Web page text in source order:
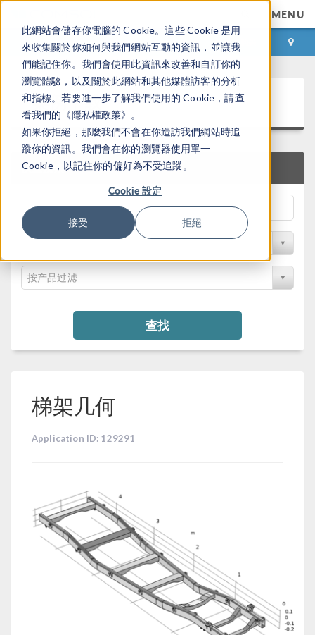
此網站會儲存你電腦的 Cookie。這些 Cookie 是用
來收集關於你如何與我們網站互動的資訊，並讓我
們能記住你。我們會使用此資訊來改善和自訂你的
瀏覽體驗，以及關於此網站和其他媒體訪客的分析
和指標。若要進一步了解我們使用的 Cookie，請查
看我們的《隱私權政策》。
如果你拒絕，那麼我們不會在你造訪我們網站時追
蹤你的資訊。我們會在你的瀏覽器使用單一
Cookie，以記住你的偏好為不受追蹤。
Cookie 設定
接受 拒絕
MENU
登录 咨询与购买
案例下载
快速搜索
按学科过滤
按产品过滤
查找
梯架几何
Application ID: 129291